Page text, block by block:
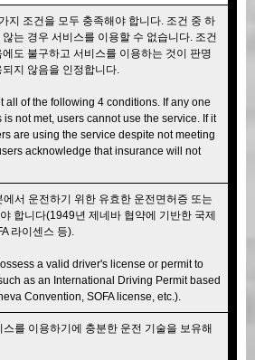
지 조건을 모두 충족해야 합니다. 조건 중 하
는 경우 서비스를 이용할 수 없습니다. 조건
도 불구하고 서비스를 이용하는 것이 판명
지 않음을 인정합니다.
all of the following 4 conditions. If any one
not met, users cannot use the service. If it
are using the service despite not meeting
acknowledge that insurance will not
서 운전하기 위한 유효한 운전면허증 또는
합니다(1949년 제네바 협약에 기반한 국제
라이센스 등).
a valid driver's license or permit to
as an International Driving Permit based
Convention, SOFA license, etc.).
를 이용하기에 충분한 운전 기술을 보유해